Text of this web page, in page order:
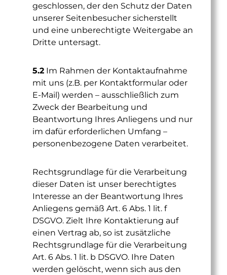
geschlossen, der den Schutz der Daten
unserer Seitenbesucher sicherstellt
und eine unberechtigte Weitergabe an
Dritte untersagt.
5.2 Im Rahmen der Kontaktaufnahme
mit uns (z.B. per Kontaktformular oder
E-Mail) werden – ausschließlich zum
Zweck der Bearbeitung und
Beantwortung Ihres Anliegens und nur
im dafür erforderlichen Umfang –
personenbezogene Daten verarbeitet.
Rechtsgrundlage für die Verarbeitung
dieser Daten ist unser berechtigtes
Interesse an der Beantwortung Ihres
Anliegens gemäß Art. 6 Abs. 1 lit. f
DSGVO. Zielt Ihre Kontaktierung auf
einen Vertrag ab, so ist zusätzliche
Rechtsgrundlage für die Verarbeitung
Art. 6 Abs. 1 lit. b DSGVO. Ihre Daten
werden gelöscht, wenn sich aus den